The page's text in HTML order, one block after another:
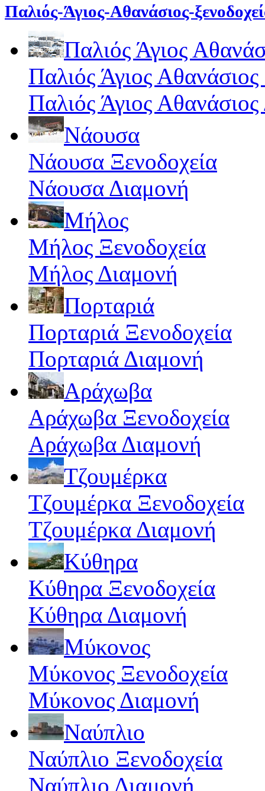
Παλιός-Άγιος-Αθανάσιος-
Παλιός Άγιος
Παλιός Άγιος Αθανάσιος
Παλιός Άγιος
Νάουσα
Νάουσα Ξενοδοχεία
Νάουσα Διαμονή
Μήλος
Μήλος Ξενοδοχεία
Μήλος Διαμονή
Πορταριά
Πορταριά Ξενοδοχεία
Πορταριά Διαμονή
Αράχωβα
Αράχωβα Ξενοδοχεία
Αράχωβα Διαμονή
Τζουμέρκα
Τζουμέρκα Ξενοδοχεία
Τζουμέρκα Διαμονή
Κύθηρα
Κύθηρα Ξενοδοχεία
Κύθηρα Διαμονή
Μύκονος
Μύκονος Ξενοδοχεία
Μύκονος Διαμονή
Ναύπλιο
Ναύπλιο Ξενοδοχεία
Ναύπλιο Διαμονή